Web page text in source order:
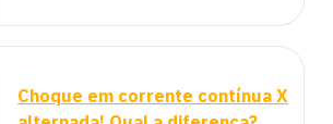
Choque em corrente contínua X